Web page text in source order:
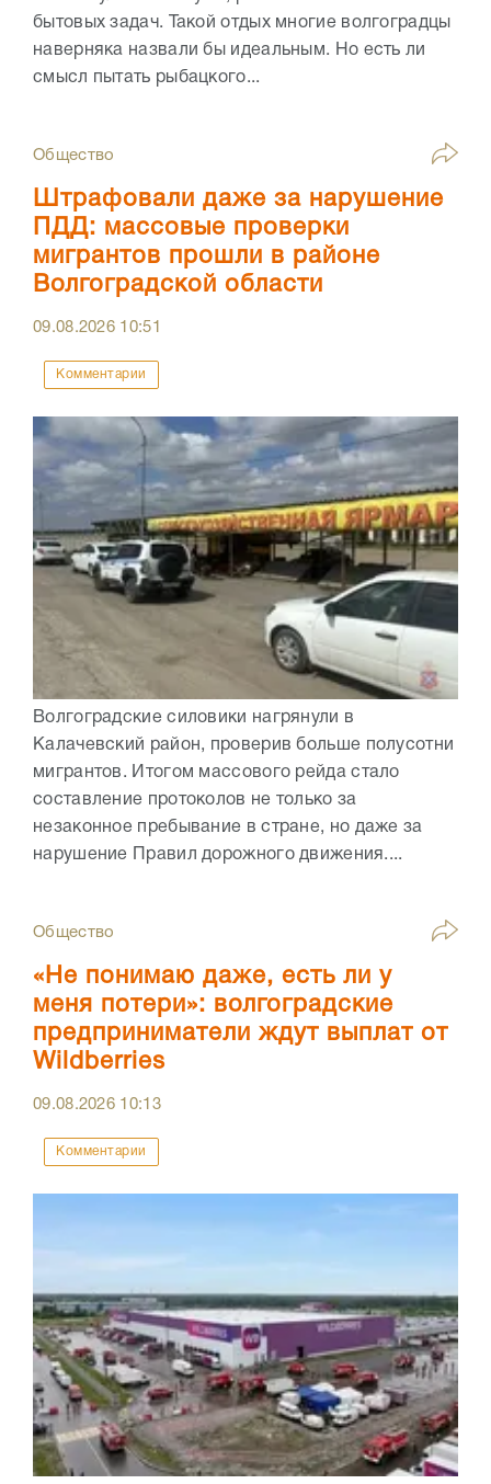
бытовых задач. Такой отдых многие волгоградцы
наверняка назвали бы идеальным. Но есть ли
смысл пытать рыбацкого...
Общество
Штрафовали даже за нарушение
ПДД: массовые проверки
мигрантов прошли в районе
Волгоградской области
09.08.2026 10:51
Комментарии
Волгоградские силовики нагрянули в
Калачевский район, проверив больше полусотни
мигрантов. Итогом массового рейда стало
составление протоколов не только за
незаконное пребывание в стране, но даже за
нарушение Правил дорожного движения....
Общество
«Не понимаю даже, есть ли у
меня потери»: волгоградские
предприниматели ждут выплат от
Wildberries
09.08.2026 10:13
Комментарии